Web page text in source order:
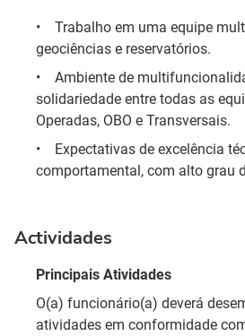
•
Trabalho em uma equipe
geociências e reservatórios.
•
Ambiente de
solidariedade entre todas as
Operadas, OBO e Transversais.
•
Expectativas de excelência
comportamental, com alto grau
Actividades
Principais Atividades
O(a) funcionário(a) deverá
atividades em conformidade